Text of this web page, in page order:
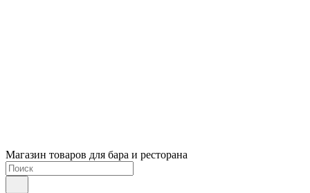
Магазин товаров для бара и ресторана